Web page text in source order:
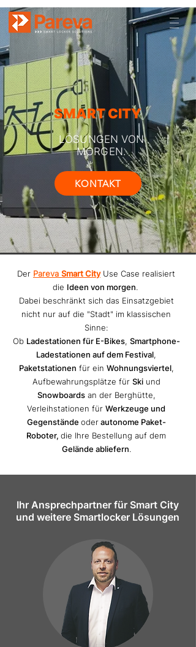
SMART CITY
LÖSUNGEN VON
MORGEN.
KONTAKT
Der Pareva Smart City Use Case realisiert
die Ideen von morgen.
Dabei beschränkt sich das Einsatzgebiet
nicht nur auf die "Stadt" im klassischen
Sinne:
Ob Ladestationen für E-Bikes, Smartphone-
Ladestationen auf dem Festival,
Paketstationen für ein Wohnungsviertel,
Aufbewahrungsplätze für Skiund
Snowboardsan der Berghütte,
Verleihstationen für Werkzeuge und
Gegenstände oderautonome Paket-
Roboter, die Ihre Bestellung auf dem
Gelände abliefern.
Ihr Ansprechpartner für Smart City
und weitere Smartlocker Lösungen